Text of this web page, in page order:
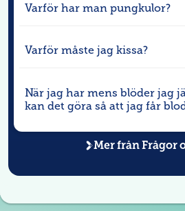
Varför har man pungkulor?
Varför måste jag kissa?
När jag har mens blöder jag
kan det göra så att jag får
Mer frånFrågor